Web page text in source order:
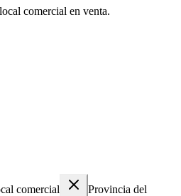
comercial en venta.
comercial
Provincia del